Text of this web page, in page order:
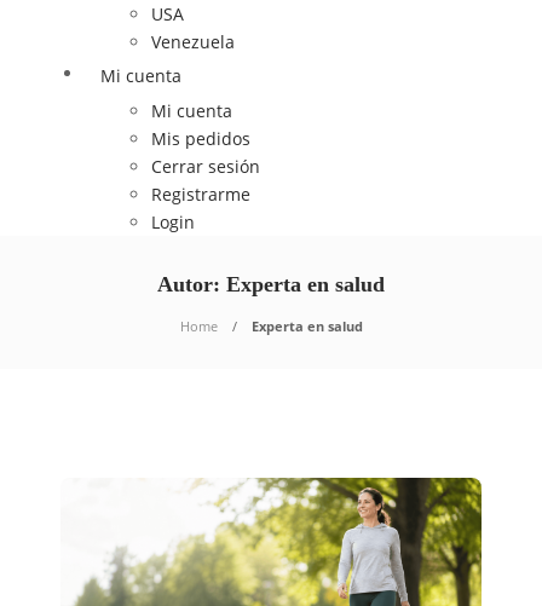
USA
Venezuela
Mi cuenta
Mi cuenta
Mis pedidos
Cerrar sesión
Registrarme
Login
Autor: Experta en salud
Home Experta en salud